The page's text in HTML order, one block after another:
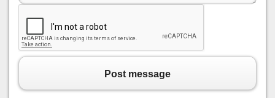
Post message